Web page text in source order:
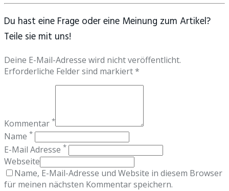
Du hast eine Frage oder eine Meinung zum Artikel?
Teile sie mit uns!
Deine E-Mail-Adresse wird nicht veröffentlicht.
Erforderliche Felder sind markiert *
Kommentar *
Name *
E-Mail Adresse *
Webseite
Name, E-Mail-Adresse und Website in diesem Browser
für meinen nächsten Kommentar speichern.